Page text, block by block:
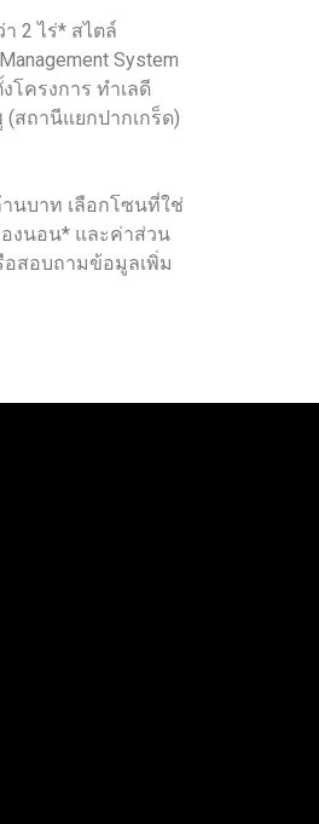
2 ไร่* สไตล์
System
ครงการ ทำเลดี
(สถานีแยกปากเกร็ด)
นบาท เลือกโซนที่ใช่
องนอน* และค่าส่วน
อสอบถามข้อมูลเพิ่ม